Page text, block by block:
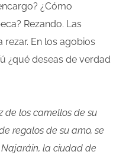
¿Cómo
Rezando. Las
rezar. En los agobios
¿qué deseas de verdad
de los camellos de su
regalos de su amo, se
la ciudad de